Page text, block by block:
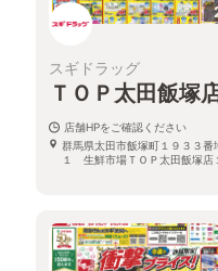
スギドラッグ
ＴＯＰ太田飯塚
店舗HPをご確認ください
群馬県太田市飯塚町１９３３番
１ 生鮮市場ＴＯＰ太田飯塚店